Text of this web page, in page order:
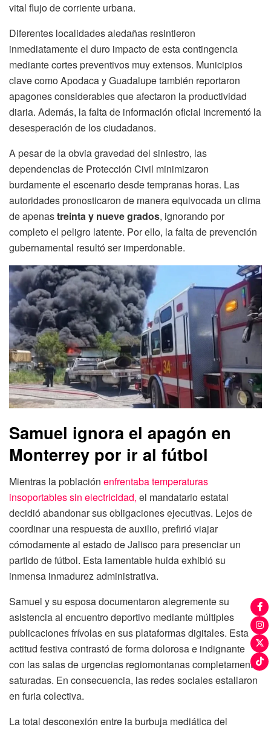
vital flujo de corriente urbana.
Diferentes localidades aledañas resintieron
inmediatamente el duro impacto de esta contingencia
mediante cortes preventivos muy extensos. Municipios
clave como Apodaca y Guadalupe también reportaron
apagones considerables que afectaron la productividad
diaria. Además, la falta de información oficial incrementó la
desesperación de los ciudadanos.
A pesar de la obvia gravedad del siniestro, las
dependencias de Protección Civil minimizaron
burdamente el escenario desde tempranas horas. Las
autoridades pronosticaron de manera equivocada un clima
de apenastreinta y nueve grados, ignorando por
completo el peligro latente. Por ello, la falta de prevención
gubernamental resultó ser imperdonable.
Samuel ignora el apagón en
Monterrey por ir al fútbol
Mientras la población enfrentaba temperaturas
insoportables sin electricidad, el mandatario estatal
decidió abandonar sus obligaciones ejecutivas. Lejos de
coordinar una respuesta de auxilio, prefirió viajar
cómodamente al estado de Jalisco para presenciar un
partido de fútbol. Esta lamentable huida exhibió su
inmensa inmadurez administrativa.
Samuel y su esposa documentaron alegremente su
asistencia al encuentro deportivo mediante múltiples
publicaciones frívolas en sus plataformas digitales. Esta
actitud festiva contrastó de forma dolorosa e indignante
con las salas de urgencias regiomontanas completamente
saturadas. En consecuencia, las redes sociales estallaron
en furia colectiva.
La total desconexión entre la burbuja mediática del